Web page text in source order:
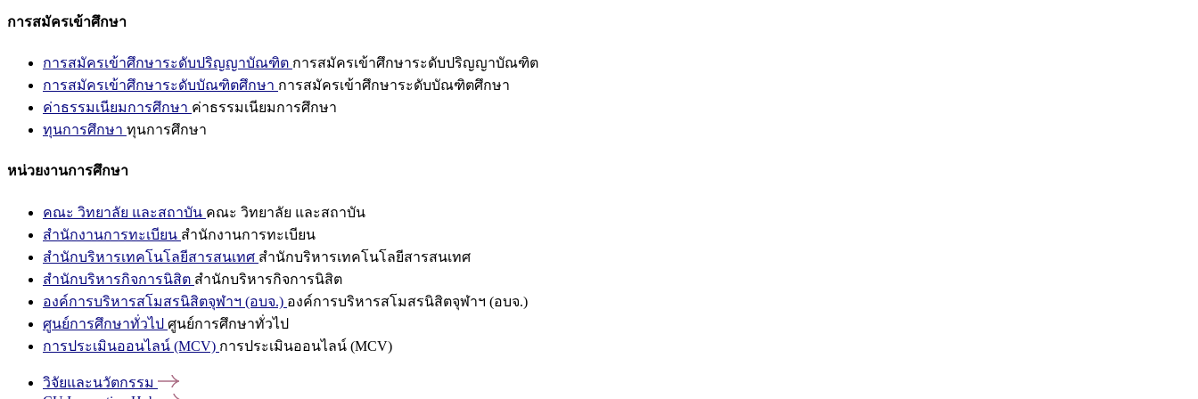
การสมัครเข้าศึกษา
การสมัครเข้าศึกษาระดับปริญญาบัณฑิต การสมัครเข้าศึกษาระดับปริญญาบัณฑิต
การสมัครเข้าศึกษาระดับบัณฑิตศึกษา การสมัครเข้าศึกษาระดับบัณฑิตศึกษา
ค่าธรรมเนียมการศึกษา ค่าธรรมเนียมการศึกษา
ทุนการศึกษา ทุนการศึกษา
หน่วยงานการศึกษา
คณะ วิทยาลัย และสถาบัน คณะ วิทยาลัย และสถาบัน
สำนักงานการทะเบียน สำนักงานการทะเบียน
สำนักบริหารเทคโนโลยีสารสนเทศ สำนักบริหารเทคโนโลยีสารสนเทศ
สำนักบริหารกิจการนิสิต สำนักบริหารกิจการนิสิต
องค์การบริหารสโมสรนิสิตจุฬาฯ (อบจ.) องค์การบริหารสโมสรนิสิตจุฬาฯ (อบจ.)
ศูนย์การศึกษาทั่วไป ศูนย์การศึกษาทั่วไป
การประเมินออนไลน์ (MCV) การประเมินออนไลน์ (MCV)
วิจัยและนวัตกรรม